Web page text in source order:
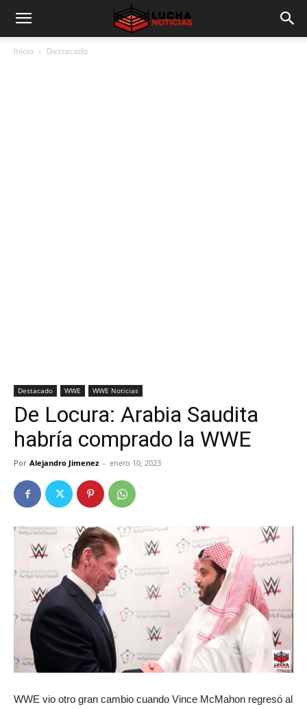
Inicio Destacado
Destacado WWE WWE Noticias
De Locura: Arabia Saudita
habría comprado la WWE
Por Alejandro Jimenez - enero 10, 2023
WWE vio otro gran cambio cuando Vince McMahon regresó al